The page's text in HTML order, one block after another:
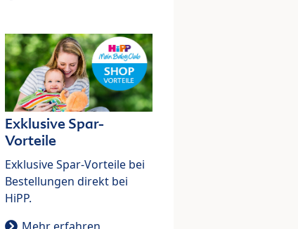
Exklusive Spar-
Vorteile
Exklusive Spar-Vorteile bei
Bestellungen direkt bei
HiPP.